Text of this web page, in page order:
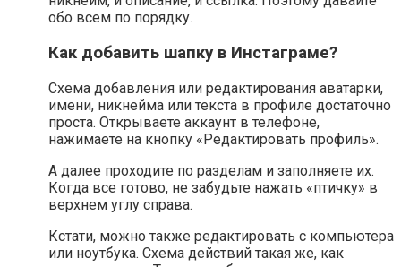
обо всем по порядку.
Как добавить шапку в Инстаграме?
Схема добавления или редактирования аватарки,
имени, никнейма или текста в профиле достаточно
проста. Открываете аккаунт в телефоне,
нажимаете на кнопку «Редактировать профиль».
А далее проходите по разделам и заполняете их.
Когда все готово, не забудьте нажать «птичку» в
верхнем углу справа.
Кстати, можно также редактировать с компьютера
или ноутбука. Схема действий такая же, как